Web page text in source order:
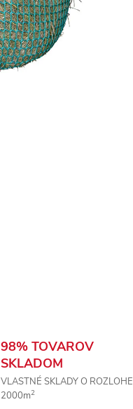
98% TOVAROV
SKLADOM
VLASTNÉ SKLADY O ROZLOHE
2000m2